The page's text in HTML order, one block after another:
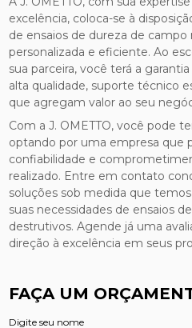
excelência, coloca-se à
de ensaios de dureza de
personalizada e eficiente. Ao
sua parceira, você terá a
alta qualidade, suporte técnico
que agregam valor ao seu
Com a J. OMETTO, você pode
optando por uma empresa que
confiabilidade e
realizado. Entre em contato
soluções sob medida que
suas necessidades de ensaios
destrutivos. Agende já uma
direção à excelência em seus
FAÇA UM
Digite seu nome